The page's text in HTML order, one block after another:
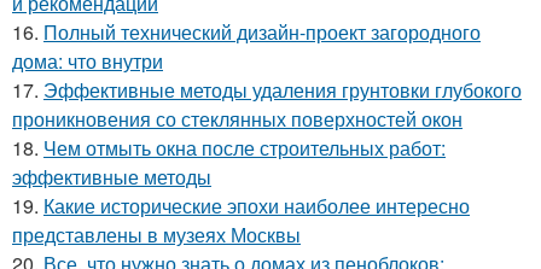
16. Полный технический дизайн-проект загородного
дома: что внутри
17. Эффективные методы удаления грунтовки глубокого
проникновения со стеклянных поверхностей окон
18. Чем отмыть окна после строительных работ:
эффективные методы
19. Какие исторические эпохи наиболее интересно
представлены в музеях Москвы